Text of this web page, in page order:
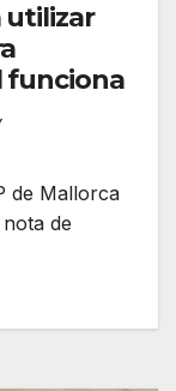
utilizar
funciona
de Mallorca
de